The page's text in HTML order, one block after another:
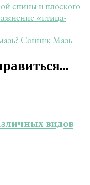
спины и плоского
«птица-
Сонник Мазь
видов